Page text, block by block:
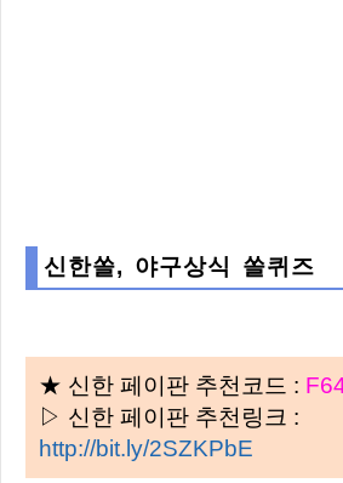
신한쏠, 야구상식 쏠퀴즈
★ 신한 페이판 추천코드 :
▷ 신한 페이판 추천링크 :
http://bit.ly/2SZKPbE